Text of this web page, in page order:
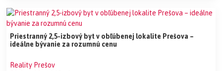
Priestranný 2,5-izbový byt v obľúbenej lokalite Prešova –
ideálne bývanie za rozumnú cenu
Reality Prešov